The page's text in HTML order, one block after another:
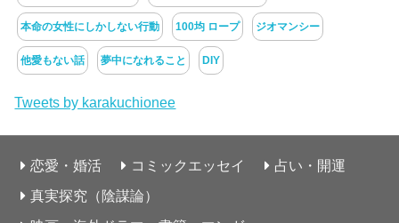
本命の女性にしかしない行動 100均 ロープ ジオマンシー
他愛もない話 夢中になれること DIY
Tweets by karakuchionee
恋愛・婚活 コミックエッセイ
占い・開運
真実探究（陰謀論）